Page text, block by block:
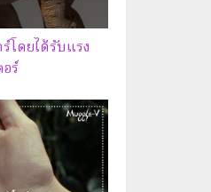
โดยได้รับแรง
ร์